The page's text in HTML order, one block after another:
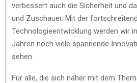
verbessert auch die Sicherheit und
und Zuschauer. Mit der
Technologieentwicklung werden wir
Jahren noch viele spannende
sehen.
Für alle, die sich näher mit dem